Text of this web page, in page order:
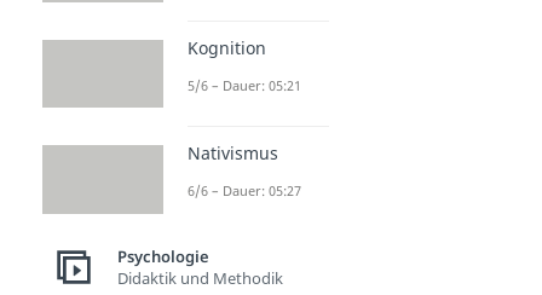
Kognition
5/6 – Dauer: 05:21
Nativismus
6/6 – Dauer: 05:27
Psychologie
Didaktik und Methodik